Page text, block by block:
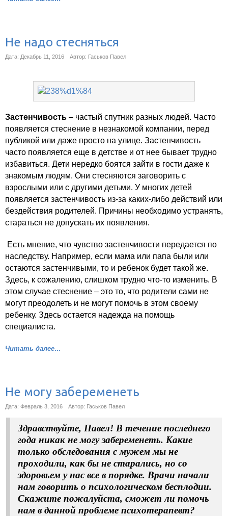
Не надо стесняться
Дата: Декабрь 11, 2016 Автор: Гаськов Павел
Застенчивость – частый спутник разных людей. Часто
появляется стеснение в незнакомой компании, перед
публикой или даже просто на улице. Застенчивость
часто появляется еще в детстве и от нее бывает трудно
избавиться. Дети нередко боятся зайти в гости даже к
знакомым людям. Они стесняются заговорить с
взрослыми или с другими детьми. У многих детей
появляется застенчивость из-за каких-либо действий или
бездействия родителей. Причины необходимо устранять,
стараться не допускать их появления.
Есть мнение, что чувство застенчивости передается по
наследству. Например, если мама или папа были или
остаются застенчивыми, то и ребенок будет такой же.
Здесь, к сожалению, слишком трудно что-то изменить. В
этом случае стеснение – это то, что родители сами не
могут преодолеть и не могут помочь в этом своему
ребенку. Здесь остается надежда на помощь
специалиста.
Читать далее…
Не могу забеременеть
Дата: Февраль 3, 2016 Автор: Гаськов Павел
Здравствуйте, Павел! В течение последнего
года никак не могу забеременеть. Какие
только обследования с мужем мы не
проходили, как бы не старались, но со
здоровьем у нас все в порядке. Врачи начали
нам говорить о психологическом бесплодии.
Скажите пожалуйста, сможет ли помочь
нам в данной проблеме психотерапевт?